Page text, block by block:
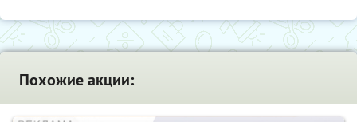
Похожие акции: